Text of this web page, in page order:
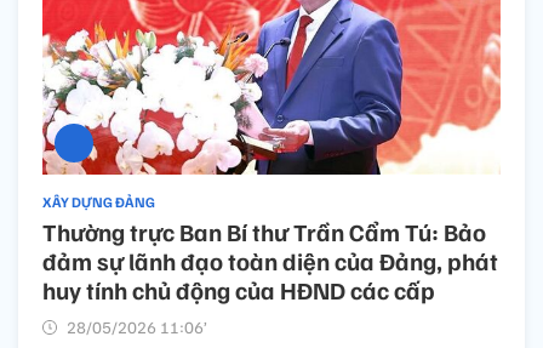
XÂY DỰNG ĐẢNG
Thường trực Ban Bí thư Trần Cẩm Tú: Bảo
đảm sự lãnh đạo toàn diện của Đảng, phát
huy tính chủ động của HĐND các cấp
28/05/2026 11:06’